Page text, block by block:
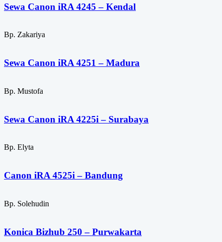
Sewa Canon iRA 4245 – Kendal
Bp. Zakariya
Sewa Canon iRA 4251 – Madura
Bp. Mustofa
Sewa Canon iRA 4225i – Surabaya
Bp. Elyta
Canon iRA 4525i – Bandung
Bp. Solehudin
Konica Bizhub 250 – Purwakarta